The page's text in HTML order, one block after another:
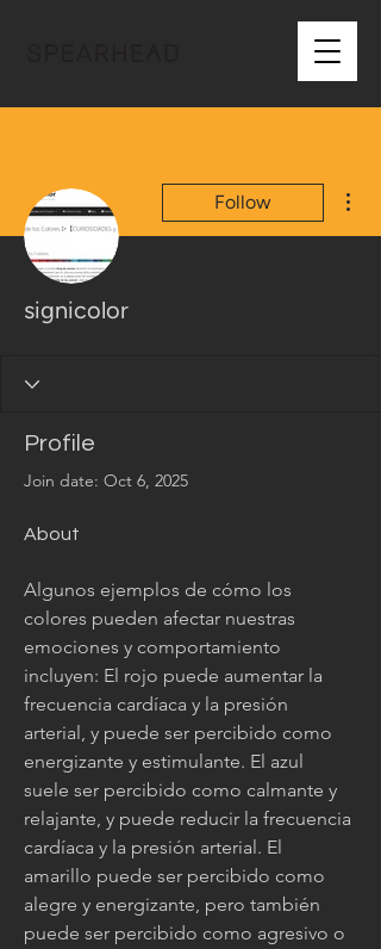
Follow
signicolor
Profile
Join date: Oct 6, 2025
About
Algunos ejemplos de cómo los
colores pueden afectar nuestras
emociones y comportamiento
incluyen: El rojo puede aumentar la
frecuencia cardíaca y la presión
arterial, y puede ser percibido como
energizante y estimulante. El azul
suele ser percibido como calmante y
relajante, y puede reducir la frecuencia
cardíaca y la presión arterial. El
amarillo puede ser percibido como
alegre y energizante, pero también
puede ser percibido como agresivo o